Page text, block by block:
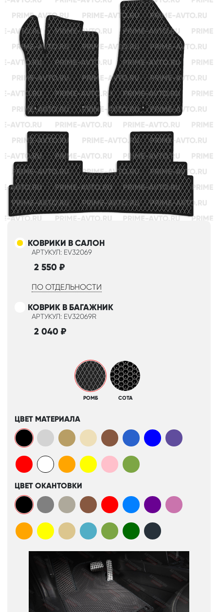
КОВРИКИ В САЛОН
АРТУКУЛ: EV32069
2 550 ₽
ПО ОТДЕЛЬНОСТИ
КОВРИК В БАГАЖНИК
АРТУКУЛ: EV32069R
2 040 ₽
РОМБ СОТА
ЦВЕТ МАТЕРИАЛА
ЦВЕТ ОКАНТОВКИ